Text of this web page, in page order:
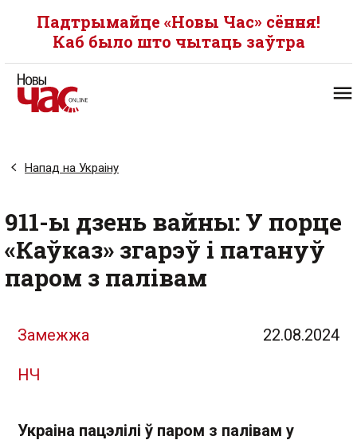
Падтрымайце «Новы Час» сёння!
Каб было што чытаць заўтра
Напад на Украіну
911-ы дзень вайны: У порце
«Каўказ» згарэў і патануў
паром з палівам
Замежжа 22.08.2024
НЧ
Украіна пацэлілі ў паром з палівам у